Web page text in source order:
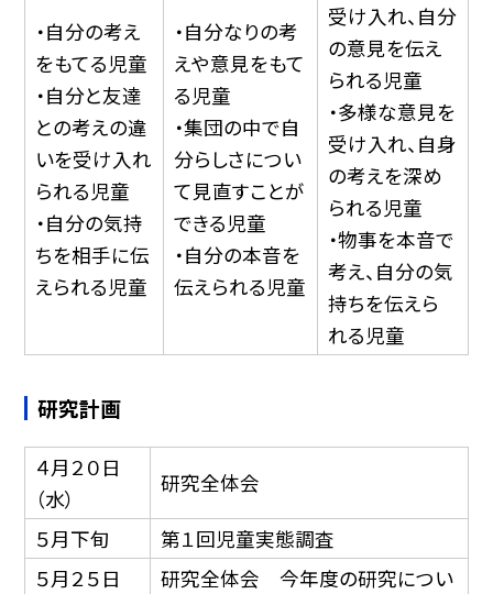
・自分の考え
をもてる児童
・自分と友達
との考えの違
いを受け入れ
られる児童
・自分の気持
ちを相手に伝
えられる児童
・自分なりの考
えや意見をもて
る児童
・集団の中で自
分らしさについ
て見直すことが
できる児童
・自分の本音を
伝えられる児童
受け入れ、自分
の意見を伝え
られる児童
・多様な意見を
受け入れ、自身
の考えを深め
られる児童
・物事を本音で
考え、自分の気
持ちを伝えら
れる児童
研究計画
４月２０日
（水）
研究全体会
５月下旬
第１回児童実態調査
５月２５日
研究全体会 今年度の研究につい